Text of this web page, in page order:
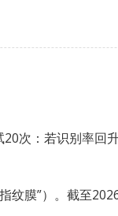
次：若识别率回
纹膜”）。截至